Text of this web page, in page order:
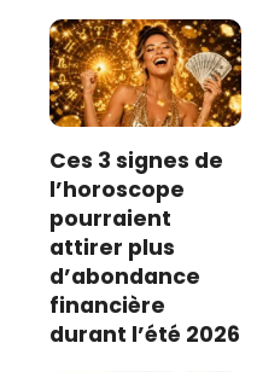
Ces 3 signes de
l’horoscope
pourraient
attirer plus
d’abondance
financière
durant l’été 2026